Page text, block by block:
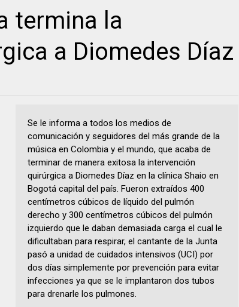
termina la
a Diomedes Díaz
Se le informa a todos los medios de
comunicación y seguidores del más grande de la
música en Colombia y el mundo, que acaba de
terminar de manera exitosa la intervención
quirúrgica a Diomedes Díaz en la clínica Shaio en
Bogotá capital del país. Fueron extraídos 400
centímetros cúbicos de líquido del pulmón
derecho y 300 centímetros cúbicos del pulmón
izquierdo que le daban demasiada carga el cual le
dificultaban para respirar, el cantante de la Junta
pasó a unidad de cuidados intensivos (UCI) por
dos días simplemente por prevención para evitar
infecciones ya que se le implantaron dos tubos
para drenarle los pulmones.